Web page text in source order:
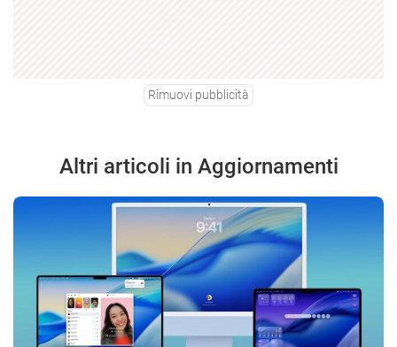
Rimuovi pubblicità
Altri articoli in Aggiornamenti